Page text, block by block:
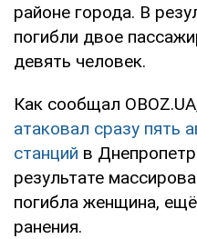
районе города. В
погибли двое
девять человек.
Как сообщал
атаковал сразу пять
станций в
результате
погибла женщина,
ранения.